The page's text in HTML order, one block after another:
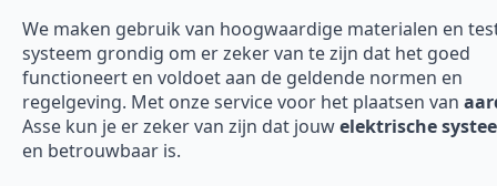
We maken gebruik van hoogwaardige materialen en
systeem grondig om er zeker van te zijn dat het goed
functioneert en voldoet aan de geldende normen en
regelgeving. Met onze service voor het plaatsen van
Asse kun je er zeker van zijn dat jouwelektrische
en betrouwbaar is.